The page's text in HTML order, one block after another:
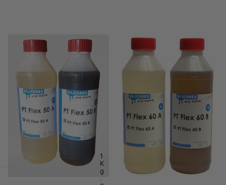
Flexibler Polyurethan-
Gießgummi Shore A50 für
Formen & Prototyping
Zum Vergleich
hinzugefügt
Mengen auswählen
e
Flexibler Polyurethan-
Gießgummi Shore A55 für
Formen & Prototyping
€49,95
Zum Vergleich
Mengen auswählen
1
K
g
.
t